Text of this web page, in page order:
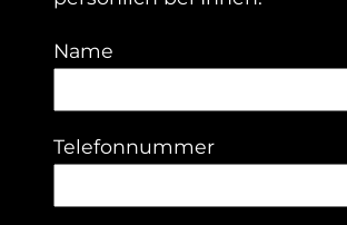
Name
Telefonnummer